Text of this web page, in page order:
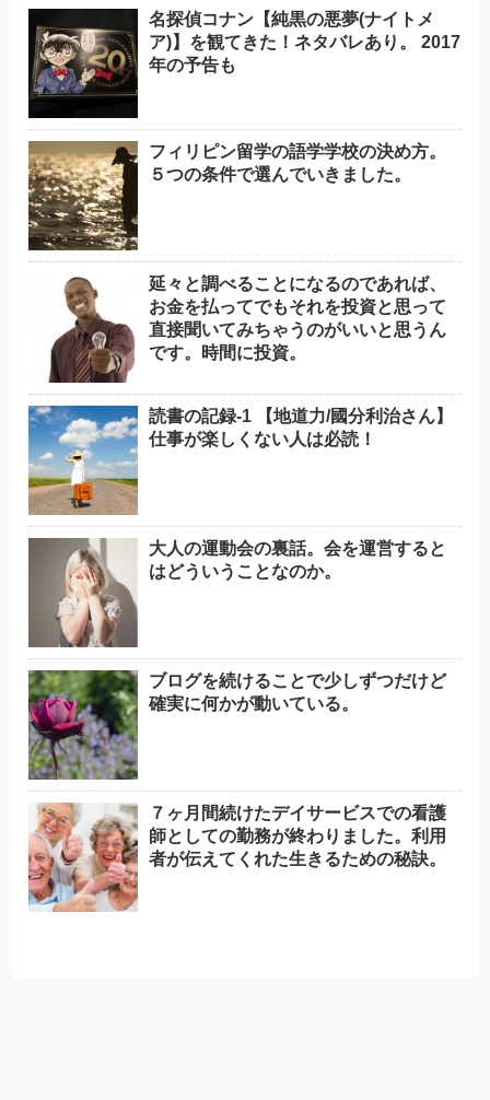
名探偵コナン【純黒の悪夢(ナイトメ
ア)】を観てきた！ネタバレあり。 2017
年の予告も
フィリピン留学の語学学校の決め方。
５つの条件で選んでいきました。
延々と調べることになるのであれば、
お金を払ってでもそれを投資と思って
直接聞いてみちゃうのがいいと思うん
です。時間に投資。
読書の記録-1 【地道力/國分利治さん】
仕事が楽しくない人は必読！
大人の運動会の裏話。会を運営すると
はどういうことなのか。
ブログを続けることで少しずつだけど
確実に何かが動いている。
７ヶ月間続けたデイサービスでの看護
師としての勤務が終わりました。利用
者が伝えてくれた生きるための秘訣。